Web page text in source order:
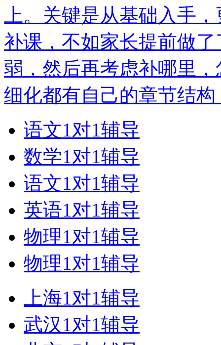
上。关键是从基础入手
补课，不如家长提前做
弱，然后再考虑补哪里
细化都有自己的章节结
语文1对1辅导
数学1对1辅导
语文1对1辅导
英语1对1辅导
物理1对1辅导
物理1对1辅导
上海1对1辅导
武汉1对1辅导